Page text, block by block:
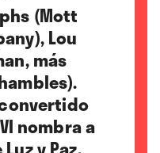
(Mott
Lou
más
convertido
nombra a